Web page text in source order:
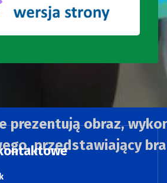
prezentują obraz,
przedstawiający